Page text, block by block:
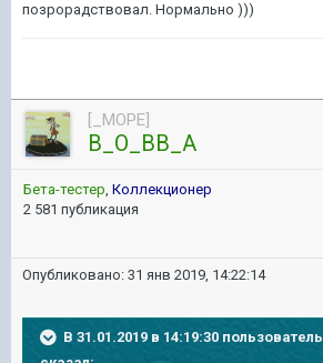
позрорадствовал. Нормально )))
[_MOPE]
B_O_BB_A
Бета-тестер, Коллекционер
2 581 публикация
Опубликовано: 31 янв 2019, 14:22:14
В 31.01.2019 в 14:19:30 пользователь